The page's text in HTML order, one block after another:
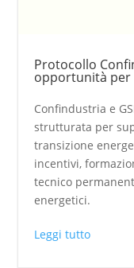
Protocollo
opportunità per
Confindustria e
strutturata per
transizione
incentivi,
tecnico
energetici.
Leggi tutto